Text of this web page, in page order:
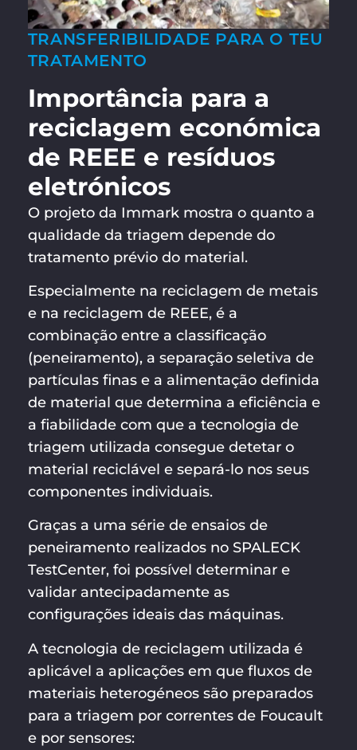
TRANSFERIBILIDADE PARA O TEU
TRATAMENTO
Importância para a
reciclagem económica
de REEE e resíduos
eletrónicos
O projeto da Immark mostra o quanto a
qualidade da triagem depende do
tratamento prévio do material.
Especialmente na reciclagem de metais
e na reciclagem de REEE, é a
combinação entre a classificação
(peneiramento), a separação seletiva de
partículas finas e a alimentação definida
de material que determina a eficiência e
a fiabilidade com que a tecnologia de
triagem utilizada consegue detetar o
material reciclável e separá-lo nos seus
componentes individuais.
Graças a uma série de ensaios de
peneiramento realizados no SPALECK
TestCenter, foi possível determinar e
validar antecipadamente as
configurações ideais das máquinas.
A tecnologia de reciclagem utilizada é
aplicável a aplicações em que fluxos de
materiais heterogéneos são preparados
para a triagem por correntes de Foucault
e por sensores: